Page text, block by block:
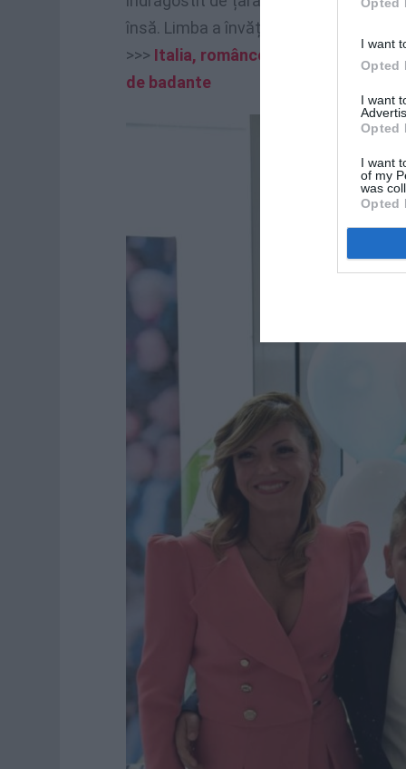
I want
Opted
I want
Opted
I want
of my
was
Opted
însă. Limba a învățat-o repede, într-un
>>> Italia, româncelor nu le mai
de badante